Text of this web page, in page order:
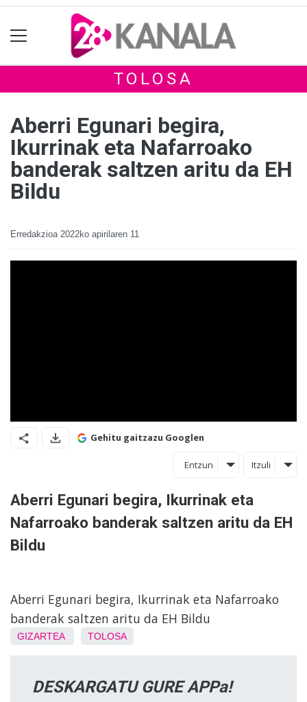
TOLOSA
Aberri Egunari begira,
Ikurrinak eta Nafarroako
banderak saltzen aritu da EH
Bildu
Erredakzioa 2022ko apirilaren 11
Gehitu gaitzazu Googlen
Entzun Itzuli
Aberri Egunari begira, Ikurrinak eta
Nafarroako banderak saltzen aritu da EH
Bildu
Aberri Egunari begira, Ikurrinak eta Nafarroako
banderak saltzen aritu da EH Bildu
GIZARTEA TOLOSA
DESKARGATU GURE APPa!